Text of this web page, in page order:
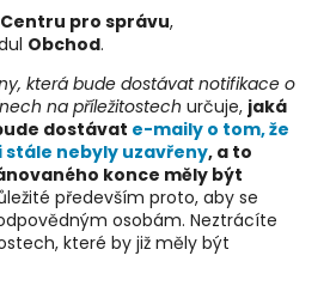
Centru pro správu,
Obchod.
která bude dostávat notifikace o
na příležitostech určuje, jaká
dostávat e-maily o tom, že
nebyly uzavřeny, a to
konce měly být
především proto, aby se
osobám. Neztrácíte
které by již měly být